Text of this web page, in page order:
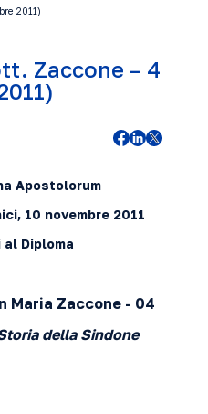
2011)
Zaccone – 4
Apostolorum
10 novembre 2011
Diploma
Maria Zaccone - 04
della Sindone